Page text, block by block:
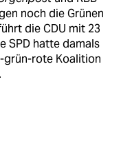
noch die Grünen
die CDU mit 23
SPD hatte damals
grün-rote Koalition